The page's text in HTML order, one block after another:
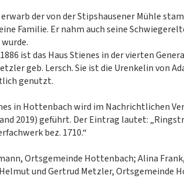
der von der Stipshausener Mühle
Familie. Er nahm auch seine
ist das Haus Stienes in der vierten
geb. Lersch. Sie ist die Urenkelin von
genutzt.
in Hottenbach wird im Nachrichtlichen
2019) geführt. Der Eintrag lautet:
bez. 1710.“
Ortsgemeinde Hottenbach; Alina
und Gertrud Metzler, Ortsgemeinde